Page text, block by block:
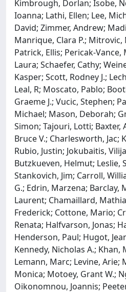
Kimbrough, Dorlan; Isobe,
Ioanna; Lathi, Ellen; Lee,
David; Zimmer, Andrew;
Manrique, Clara P.;
Patrick, Ellis; Pericak-Vance,
Laura; Schaefer, Cathy;
Kasper; Scott, Rodney J.;
Leal, R; Moscato, Pablo;
Graeme J.; Vucic, Stephen;
Michael; Mason, Deborah;
Simon; Tajouri, Lotti; Baxter,
Bruce V.; Charlesworth, Jac;
Rubio, Justin; Jokubaitis,
Butzkueven, Helmut; Leslie,
Stankovich, Jim; Carroll,
G.; Edrin, Marzena; Barclay,
Laurent; Chamaillard,
Frederick; Cottone, Mario;
Renata; Halfvarson, Jonas;
Henderson, Paul; Hugot,
Kennedy, Nicholas A.; Khan,
Lemann, Marc; Levine, Arie;
Monica; Motoey, Grant W.;
Oikonomnou, Joannis;